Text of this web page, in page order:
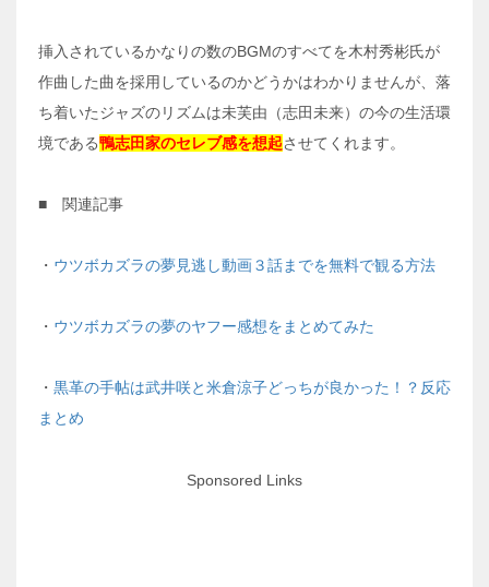
挿入されているかなりの数のBGMのすべてを木村秀彬氏が
作曲した曲を採用しているのかどうかはわかりませんが、落
ち着いたジャズのリズムは未芙由（志田未来）の今の生活環
境である鴨志田家のセレブ感を想起させてくれます。
■ 関連記事
・ ウツボカズラの夢見逃し動画３話までを無料で観る方法
・ ウツボカズラの夢のヤフー感想をまとめてみた
・ 黒革の手帖は武井咲と米倉涼子どっちが良かった！？反応
まとめ
Sponsored Links